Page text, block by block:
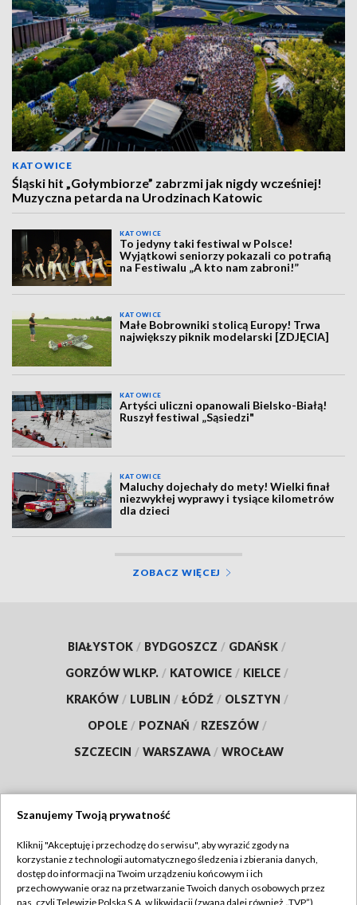
KATOWICE
Śląski hit „Gołymbiorze” zabrzmi jak nigdy wcześniej!
Muzyczna petarda na Urodzinach Katowic
KATOWICE
To jedyny taki festiwal w Polsce!
Wyjątkowi seniorzy pokazali co potrafią
na Festiwalu „A kto nam zabroni!”
KATOWICE
Małe Bobrowniki stolicą Europy! Trwa
największy piknik modelarski [ZDJĘCIA]
KATOWICE
Artyści uliczni opanowali Bielsko-Białą!
Ruszył festiwal „Sąsiedzi"
KATOWICE
Maluchy dojechały do mety! Wielki finał
niezwykłej wyprawy i tysiące kilometrów
dla dzieci
ZOBACZ WIĘCEJ
BIAŁYSTOK / BYDGOSZCZ / GDAŃSK /
GORZÓW WLKP. / KATOWICE / KIELCE /
KRAKÓW / LUBLIN / ŁÓDŹ / OLSZTYN /
OPOLE / POZNAŃ / RZESZÓW /
SZCZECIN / WARSZAWA / WROCŁAW
TVP
Abonament TVP
Regulamin TVP
Szanujemy Twoją prywatność
Kliknij "Akceptuję i przechodzę do serwisu", aby wyrazić zgody na
korzystanie z technologii automatycznego śledzenia i zbierania danych,
dostęp do informacji na Twoim urządzeniu końcowym i ich
przechowywanie oraz na przetwarzanie Twoich danych osobowych przez
nas, czyli Telewizję Polską S.A. w likwidacji (zwaną dalej również „TVP”),